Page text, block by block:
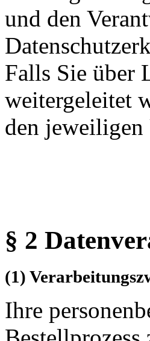
und den
Falls Sie über
weitergeleitet
den
§ 2
(1)
Ihre